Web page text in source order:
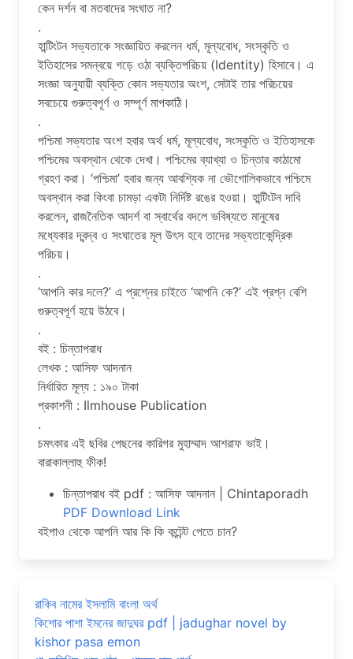
কেন দর্শন বা মতবাদের সংঘাত না?
.
হান্টিংটন সভ্যতাকে সংজ্ঞায়িত করলেন ধর্ম, মূল্যবোধ, সংস্কৃতি ও
ইতিহাসের সমন্বয়ে গড়ে ওঠা ব্যক্তিপরিচয় (Identity) হিসাবে। এ
সংজ্ঞা অনুযায়ী ব্যক্তি কোন সভ্যতার অংশ, সেটাই তার পরিচয়ের
সবচেয়ে গুরুত্বপূর্ণ ও সম্পূর্ণ মাপকাঠি।
.
পশ্চিমা সভ্যতার অংশ হবার অর্থ ধর্ম, মূল্যবোধ, সংস্কৃতি ও ইতিহাসকে
পশ্চিমের অবস্থান থেকে দেখা। পশ্চিমের ব্যাখ্যা ও চিন্তার কাঠামো
গ্রহণ করা। ‘পশ্চিমা’ হবার জন্য আবশ্যিক না ভৌগোলিকভাবে পশ্চিমে
অবস্থান করা কিংবা চামড়া একটা নির্দিষ্ট রঙের হওয়া। হান্টিংটন দাবি
করলেন, রাজনৈতিক আদর্শ বা স্বার্থের বদলে ভবিষ্যতে মানুষের
মধ্যেকার দ্বন্দ্ব ও সংঘাতের মূল উৎস হবে তাদের সভ্যতাকেন্দ্রিক
পরিচয়।
.
‘আপনি কার দলে?’ এ প্রশ্নের চাইতে ‘আপনি কে?’ এই প্রশ্ন বেশি
গুরুত্বপূর্ণ হয়ে উঠবে।
.
বই : চিন্তাপরাধ
লেখক : আসিফ আদনান
নির্ধারিত মূল্য : ১৯০ টাকা
প্রকাশনী : Ilmhouse Publication
.
চমৎকার এই ছবির পেছনের কারিগর মুহাম্মাদ আশরাফ ভাই।
বারাকাল্লাহু ফীক!
চিন্তাপরাধ বই pdf : আসিফ আদনান | Chintaporadh
PDF Download Link
বইপাও থেকে আপনি আর কি কি কন্টেন্ট পেতে চান?
রাকিব নামের ইসলামি বাংলা অর্থ
কিশোর পাশা ইমনের জাদুঘর pdf | jadughar novel by
kishor pasa emon